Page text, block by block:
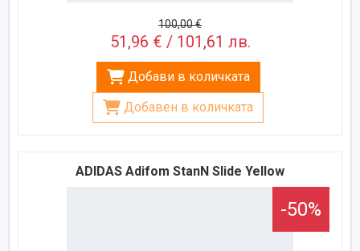
100,00 €
51,96 € / 101,61 лв.
Добави в количката
Добавен в количката
ADIDAS Adifom StanN Slide Yellow
-50%